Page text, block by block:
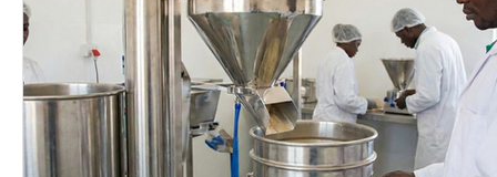
Challenge 10 KVA ENTREPRENEURSHIP
Santé en Afrique et entrepreneuriat